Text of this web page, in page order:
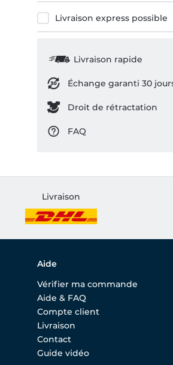
Livraison express possible
Livraison rapide
Échange garanti 30
Droit de rétractation
FAQ
Livraison
Aide
Vérifier ma commande
Aide & FAQ
Compte client
Livraison
Contact
Guide vidéo